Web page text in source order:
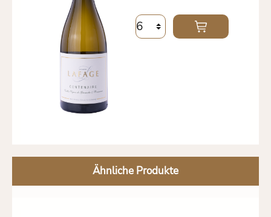
Ähnliche Produkte